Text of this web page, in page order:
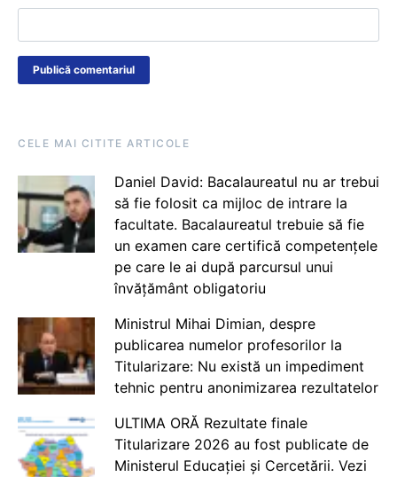
CELE MAI CITITE ARTICOLE
Daniel David: Bacalaureatul nu ar trebui
să fie folosit ca mijloc de intrare la
facultate. Bacalaureatul trebuie să fie
un examen care certifică competențele
pe care le ai după parcursul unui
învățământ obligatoriu
Ministrul Mihai Dimian, despre
publicarea numelor profesorilor la
Titularizare: Nu există un impediment
tehnic pentru anonimizarea rezultatelor
ULTIMA ORĂ Rezultate finale
Titularizare 2026 au fost publicate de
Ministerul Educației și Cercetării. Vezi